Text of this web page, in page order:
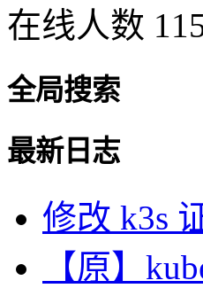
在线人数
全局搜索
最新日志
修改 k3s
【原】